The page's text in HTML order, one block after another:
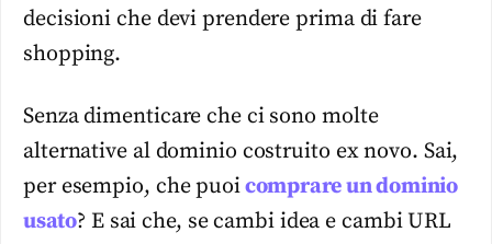
decisioni che devi prendere prima di fare
shopping.
Senza dimenticare che ci sono molte
alternative al dominio costruito ex novo. Sai,
per esempio, che puoicomprare un dominio
usato? E sai che, se cambi idea e cambi URL